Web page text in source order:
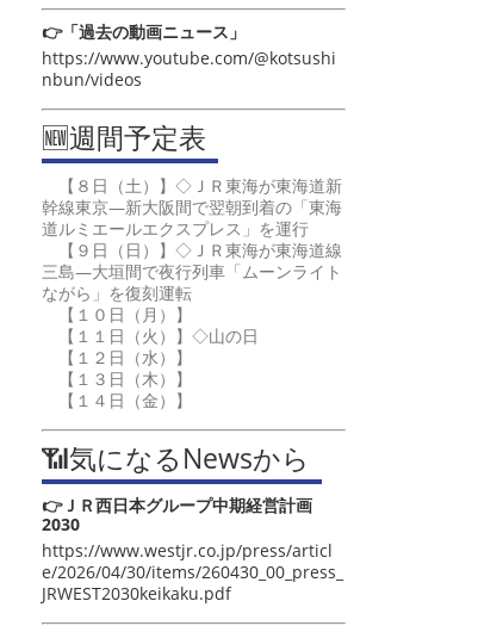
👉「過去の動画ニュース」
https://www.youtube.com/@kotsushi
nbun/videos
🆕週間予定表
【８日（土）】◇ＪＲ東海が東海道新
幹線東京―新大阪間で翌朝到着の「東海
道ルミエールエクスプレス」を運行
【９日（日）】◇ＪＲ東海が東海道線
三島―大垣間で夜行列車「ムーンライト
ながら」を復刻運転
【１０日（月）】
【１１日（火）】◇山の日
【１２日（水）】
【１３日（木）】
【１４日（金）】
📶気になるNewsから
👉ＪＲ西日本グループ中期経営計画
2030
https://www.westjr.co.jp/press/articl
e/2026/04/30/items/260430_00_press_
JRWEST2030keikaku.pdf